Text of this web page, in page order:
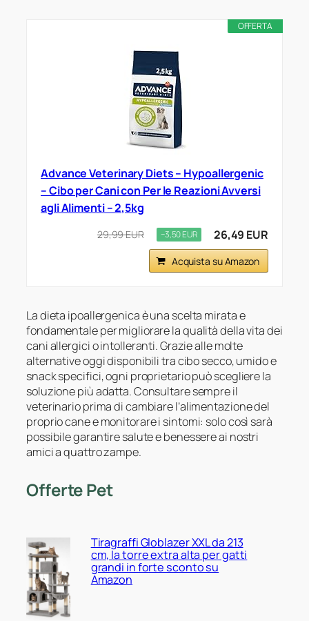
OFFERTA
Advance Veterinary Diets – Hypoallergenic
– Cibo per Cani con Per le Reazioni Avversi
agli Alimenti – 2,5kg
29,99 EUR −3,50 EUR 26,49 EUR
Acquista su Amazon
La dieta ipoallergenica è una scelta mirata e
fondamentale per migliorare la qualità della vita dei
cani allergici o intolleranti. Grazie alle molte
alternative oggi disponibili tra cibo secco, umido e
snack specifici, ogni proprietario può scegliere la
soluzione più adatta. Consultare sempre il
veterinario prima di cambiare l’alimentazione del
proprio cane e monitorare i sintomi: solo così sarà
possibile garantire salute e benessere ai nostri
amici a quattro zampe.
Offerte Pet
Tiragraffi Globlazer XXL da 213
cm, la torre extra alta per gatti
grandi in forte sconto su
Amazon